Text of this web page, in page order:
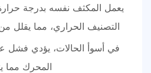
يعمل المكثف نفسه بدرجة
التصنيف الحراري، مما يقلل
في أسوأ الحالات، يؤدي فشل
المحرك مما